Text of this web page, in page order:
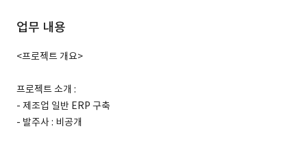
업무 내용
<프로젝트 개요>
프로젝트 소개 :
- 제조업 일반 ERP 구축
- 발주사 : 비공개